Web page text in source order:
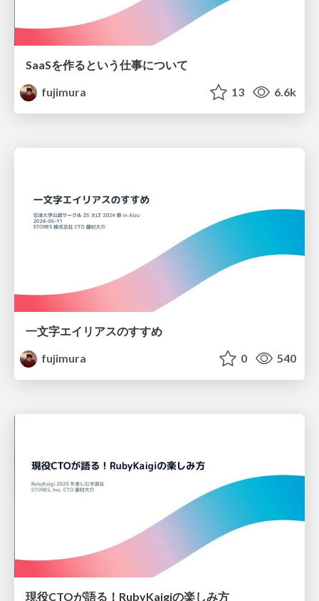
SaaSを作るという仕事について
fujimura
13 6.6k
一文字エイリアスのすすめ
fujimura
0 540
現役CTOが語る！RubyKaigiの楽しみ方